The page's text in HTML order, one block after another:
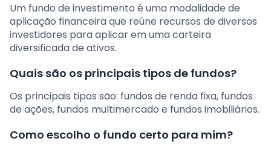
Um fundo de investimento é uma modalidade de
aplicação financeira que reúne recursos de diversos
investidores para aplicar em uma carteira
diversificada de ativos.
Quais são os principais tipos de fundos?
Os principais tipos são: fundos de renda fixa, fundos
de ações, fundos multimercado e fundos imobiliários.
Como escolho o fundo certo para mim?